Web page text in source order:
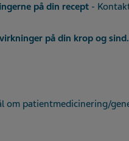
på din recept -
på din krop og sind.
om patientmedicinering/